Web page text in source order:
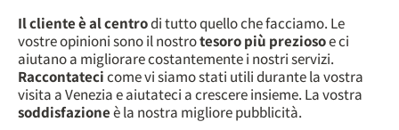
Il cliente è al centrodi tutto quello che facciamo. Le
vostre opinioni sono il nostrotesoro più preziosoe ci
aiutano a migliorare costantemente i nostri servizi.
Raccontatecicome vi siamo stati utili durante la vostra
visita a Venezia e aiutateci a crescere insieme. La vostra
soddisfazioneè la nostra migliore pubblicità.